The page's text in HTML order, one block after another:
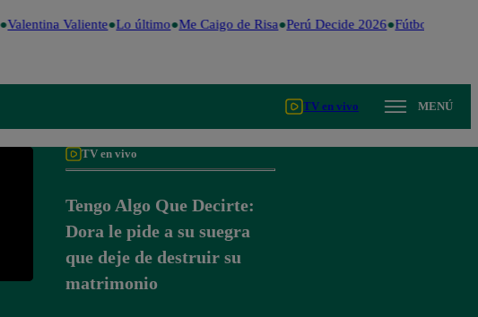
Valentina Valiente Lo último Me Caigo de Risa Perú Decide 2026 Fútbol peruano
TV en vivo MENÚ
TV en vivo
Tengo Algo Que Decirte:
Dora le pide a su suegra
que deje de destruir su
matrimonio